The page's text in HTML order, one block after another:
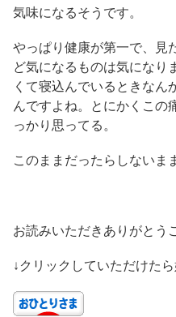
気味になるそうです。
やっぱり健康が第一で、見
ど気になるものは気になり
くて寝込んでいるときなん
んですよね。とにかくこの
っかり思ってる。
このままだったらしないま
お読みいただきありがとう
↓クリックしていただけた